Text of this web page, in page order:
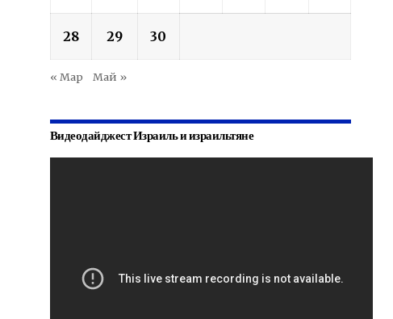
28 29 30
« Мар Май »
Видеодайджест Израиль и израильтяне